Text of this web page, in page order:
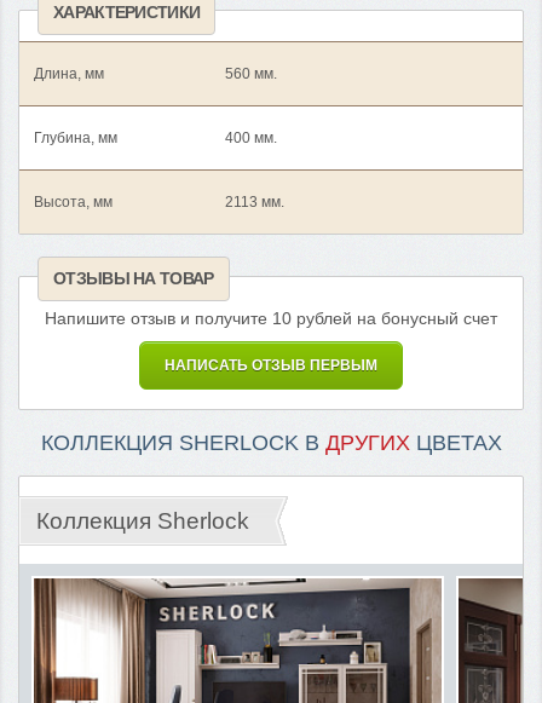
ХАРАКТЕРИСТИКИ
Длина, мм 560 мм.
Глубина, мм 400 мм.
Высота, мм 2113 мм.
ОТЗЫВЫ НА ТОВАР
Напишите отзыв и получите 10 рублей на бонусный счет
НАПИСАТЬ ОТЗЫВ ПЕРВЫМ
КОЛЛЕКЦИЯ SHERLOCK В ДРУГИХЦВЕТАХ
Коллекция Sherlock